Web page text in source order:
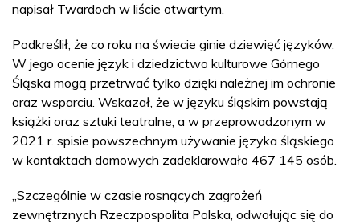
napisał Twardoch w liście otwartym.
Podkreślił, że co roku na świecie ginie dziewięć języków.
W jego ocenie język i dziedzictwo kulturowe Górnego
Śląska mogą przetrwać tylko dzięki należnej im ochronie
oraz wsparciu. Wskazał, że w języku śląskim powstają
książki oraz sztuki teatralne, a w przeprowadzonym w
2021 r. spisie powszechnym używanie języka śląskiego
w kontaktach domowych zadeklarowało 467 145 osób.
„Szczególnie w czasie rosnących zagrożeń
zewnętrznych Rzeczpospolita Polska, odwołując się do